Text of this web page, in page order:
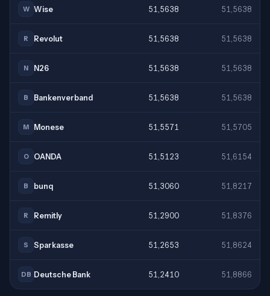
W Wise 51,5638 51,5638
R Revolut 51,5638 51,5638
N N26 51,5638 51,5638
B Bankenverband 51,5638 51,5638
M Monese 51,5571 51,5705
O OANDA 51,5123 51,6154
B bunq 51,3060 51,8217
R Remitly 51,2900 51,8376
S Sparkasse 51,2653 51,8624
DB Deutsche Bank 51,2410 51,8866